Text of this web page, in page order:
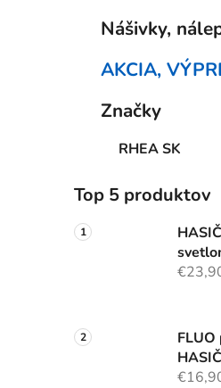
Nášivky,
AKCIA,
Značky
RHEA SK
Top 5 produktov